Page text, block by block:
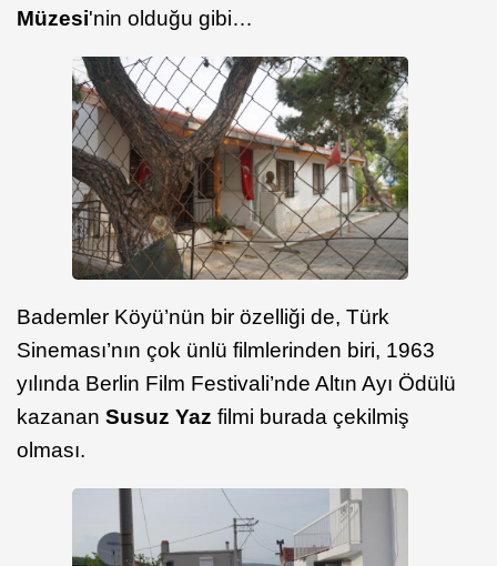
Müzesi'nin olduğu gibi…
Bademler Köyü’nün bir özelliği de, Türk
Sineması’nın çok ünlü filmlerinden biri, 1963
yılında Berlin Film Festivali’nde Altın Ayı Ödülü
kazanan Susuz Yaz filmi burada çekilmiş
olması.